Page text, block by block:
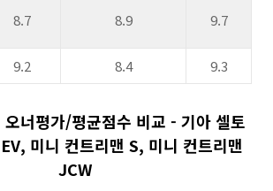
8.7 8.9 9.7
9.2 8.4 9.3
너평가/평균점수 비교 - 기아 셀토
미니 컨트리맨 S, 미니 컨트리맨
JCW